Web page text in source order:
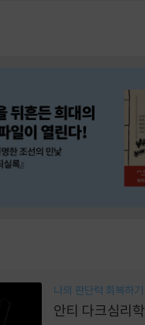
나의 판단력 회복하기
안티 다크심리학